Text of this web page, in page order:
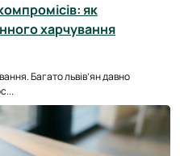
як
харчування
Багато львів’ян давно